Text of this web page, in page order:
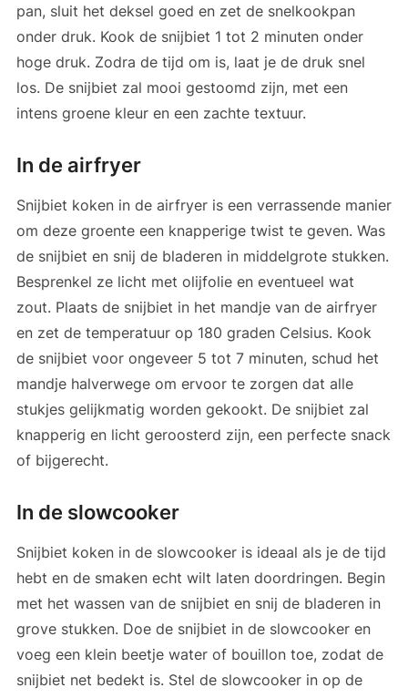
pan, sluit het deksel goed en zet de snelkookpan
onder druk. Kook de snijbiet 1 tot 2 minuten onder
hoge druk. Zodra de tijd om is, laat je de druk snel
los. De snijbiet zal mooi gestoomd zijn, met een
intens groene kleur en een zachte textuur.
In de airfryer
Snijbiet koken in de airfryer is een verrassende manier
om deze groente een knapperige twist te geven. Was
de snijbiet en snij de bladeren in middelgrote stukken.
Besprenkel ze licht met olijfolie en eventueel wat
zout. Plaats de snijbiet in het mandje van de airfryer
en zet de temperatuur op 180 graden Celsius. Kook
de snijbiet voor ongeveer 5 tot 7 minuten, schud het
mandje halverwege om ervoor te zorgen dat alle
stukjes gelijkmatig worden gekookt. De snijbiet zal
knapperig en licht geroosterd zijn, een perfecte snack
of bijgerecht.
In de slowcooker
Snijbiet koken in de slowcooker is ideaal als je de tijd
hebt en de smaken echt wilt laten doordringen. Begin
met het wassen van de snijbiet en snij de bladeren in
grove stukken. Doe de snijbiet in de slowcooker en
voeg een klein beetje water of bouillon toe, zodat de
snijbiet net bedekt is. Stel de slowcooker in op de